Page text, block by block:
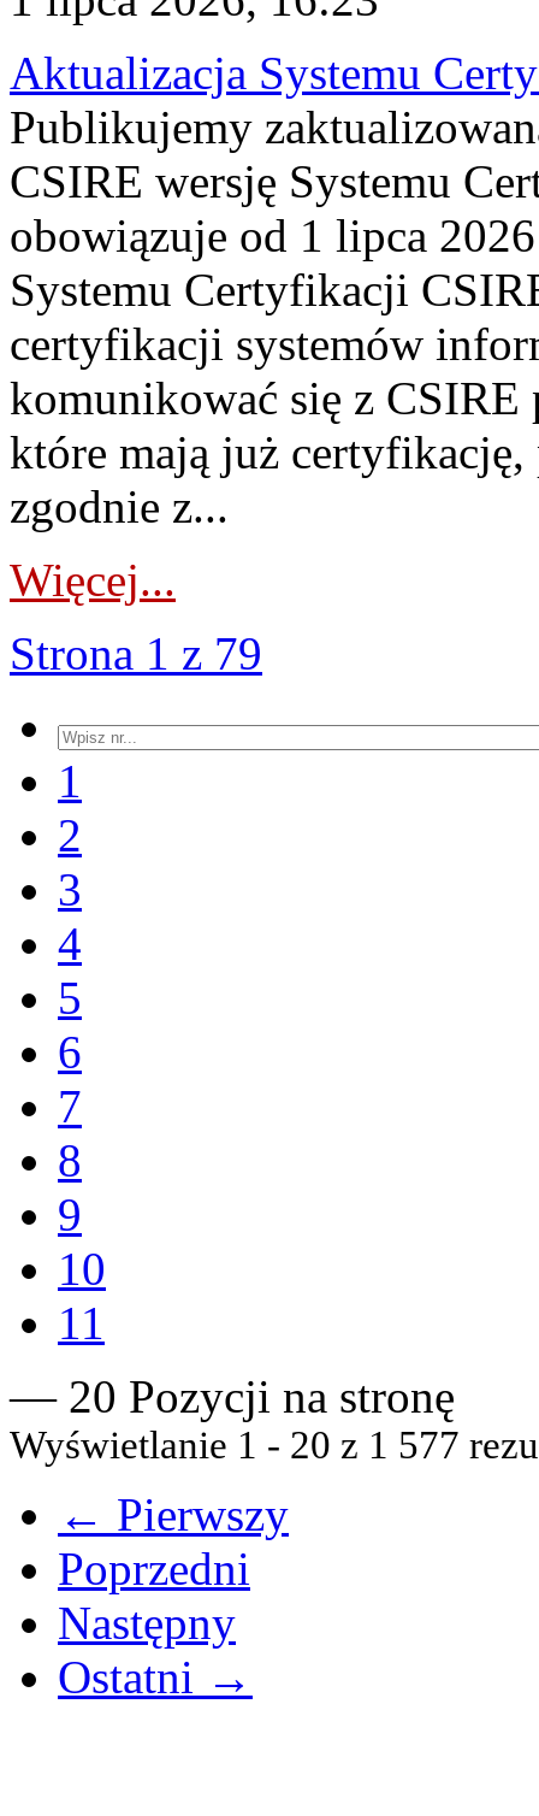
Aktualizacja Systemu
Publikujemy
CSIRE wersję Systemu
obowiązuje od 1 lipca
Systemu Certyfikacji
certyfikacji systemów
komunikować się z
które mają już
zgodnie z...
Więcej...
Strona 1 z 79
1
2
3
4
5
6
7
8
9
10
11
— 20 Pozycji na stronę
Wyświetlanie 1 - 20 z 1 577
← Pierwszy
Poprzedni
Następny
Ostatni →